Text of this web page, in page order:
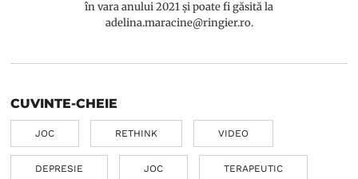
în vara anului 2021 și poate fi găsită la
adelina.maracine@ringier.ro.
CUVINTE-CHEIE
JOC RETHINK VIDEO
DEPRESIE JOC TERAPEUTIC